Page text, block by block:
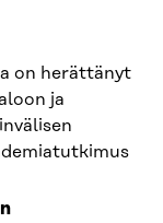
on herättänyt
ja